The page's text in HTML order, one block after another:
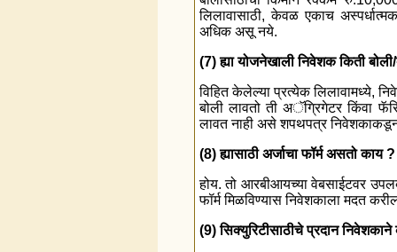
लिलावासाठी, केवळ एकाच
अधिक असू नये.
(7) ह्या योजनेखाली निवेशक किती
विहित केलेल्या प्रत्येक लिलावामध्ये,
बोली लावतो ती अॅग्रिगेटर किंवा
लावत नाही असे शपथपत्र
(8) ह्यासाठी अर्जाचा फॉर्म असतो काय ?
होय. तो आरबीआयच्या वेबसाईटवर
फॉर्म मिळविण्यास निवेशकाला मदत
(9) सिक्युरिटीसाठीचे प्रदान